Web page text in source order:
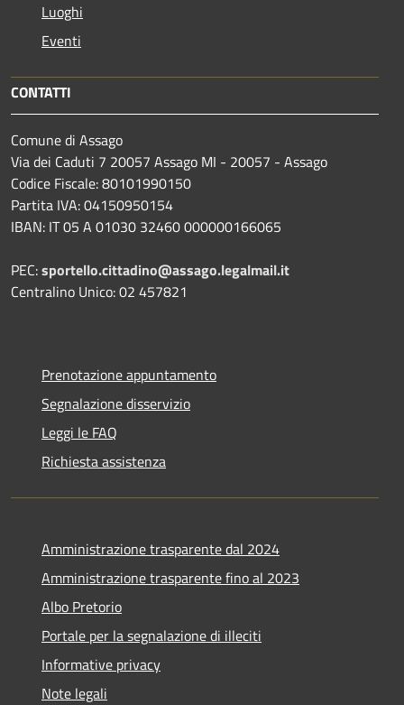
Luoghi
Eventi
CONTATTI
Comune di Assago
Via dei Caduti 7 20057 Assago MI - 20057 - Assago
Codice Fiscale: 80101990150
Partita IVA: 04150950154
IBAN: IT 05 A 01030 32460 000000166065
PEC:sportello.cittadino@assago.legalmail.it
Centralino Unico: 02 457821
Prenotazione appuntamento
Segnalazione disservizio
Leggi le FAQ
Richiesta assistenza
Amministrazione trasparente dal 2024
Amministrazione trasparente fino al 2023
Albo Pretorio
Portale per la segnalazione di illeciti
Informative privacy
Note legali